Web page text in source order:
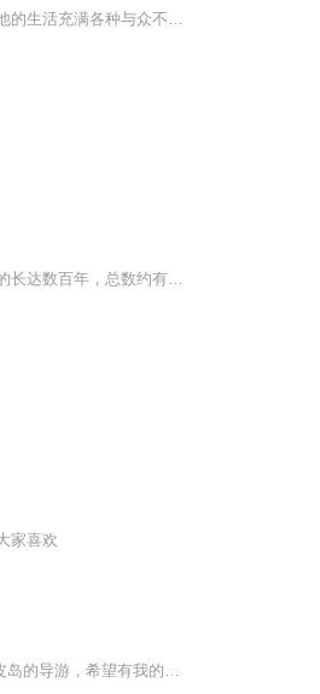
皮皮鲁传中的男一号：皮皮鲁，他是鲁西西的双胞胎哥哥。皮皮鲁聪明、淘气、正直善良，他的生活充满各种与众不同的奇遇历险。
鹅妈妈童谣（MotherGoose）是英国民间童谣集。这些民间童谣在英国流传时间相当久，有的长达数百年，总数约有八百多首，内容典雅，有幽默故事、游戏歌曲、儿歌、谜语、催眠曲、字母歌、数数歌、绕口令、动物歌等，英国人称其为 Nursery Rhymes（儿歌），美...
家喜欢
票价详情 暂无 适宜 11月至次年5月 电话 暂无 简介 游客您好，我是这次带大家游览泰国皮皮岛的导游，希望有我的陪伴能为你们的旅程增添更多美好的记忆。泰国皮皮岛，是泰国普吉岛东南部的一座岛屿，位于安达曼海，主要由大皮皮和小皮皮两座岛屿组成，这里...